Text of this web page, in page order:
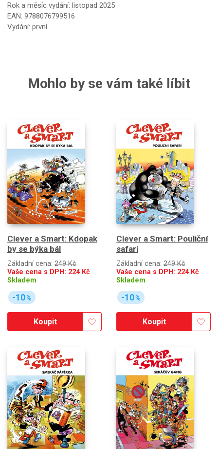
Rok a měsíc vydání: listopad 2025
EAN: 9788076799516
Vydání: první
Mohlo by se vám také líbit
Clever a Smart: Kdopak
by se býka bál
Základní cena: 249 Kč
Vaše cena s DPH: 224Kč
Skladem
-10%
Koupit
Clever a Smart: Pouliční
safari
Základní cena: 249 Kč
Vaše cena s DPH: 224Kč
Skladem
-10%
Koupit